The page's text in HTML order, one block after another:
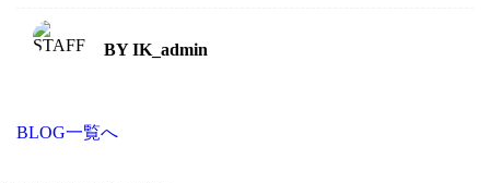
BY IK_admin
BLOG一覧へ